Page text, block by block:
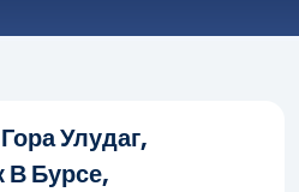
Улудаг,
Бурсе,